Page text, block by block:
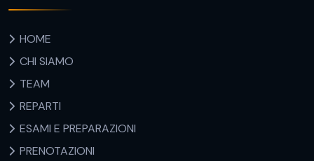
HOME
CHI SIAMO
TEAM
REPARTI
ESAMI E PREPARAZIONI
PRENOTAZIONI